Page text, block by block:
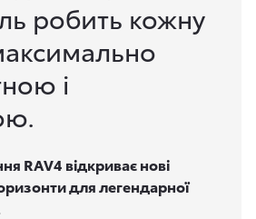
робить кожну
і
RAV4 відкриває нові
для легендарної